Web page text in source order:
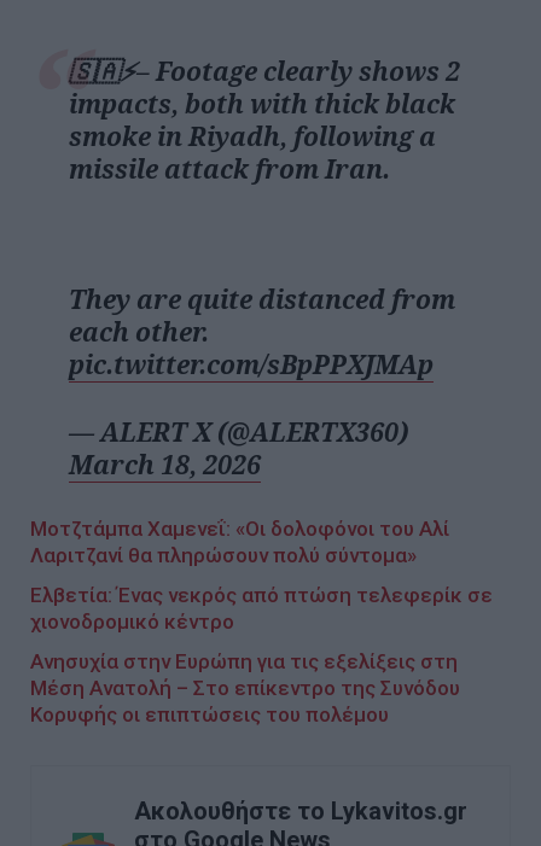
🇸🇦⚡– Footage clearly shows 2
impacts, both with thick black
smoke in Riyadh, following a
missile attack from Iran.
They are quite distanced from
each other.
pic.twitter.com/sBpPPXJMAp
— ALERT X (@ALERTX360)
March 18, 2026
Μοτζτάμπα Χαμενεΐ: «Οι δολοφόνοι του Αλί
Λαριτζανί θα πληρώσουν πολύ σύντομα»
Ελβετία: Ένας νεκρός από πτώση τελεφερίκ σε
χιονοδρομικό κέντρο
Ανησυχία στην Ευρώπη για τις εξελίξεις στη
Μέση Ανατολή – Στο επίκεντρο της Συνόδου
Κορυφής οι επιπτώσεις του πολέμου
Ακολουθήστε το Lykavitos.gr
στο Google News